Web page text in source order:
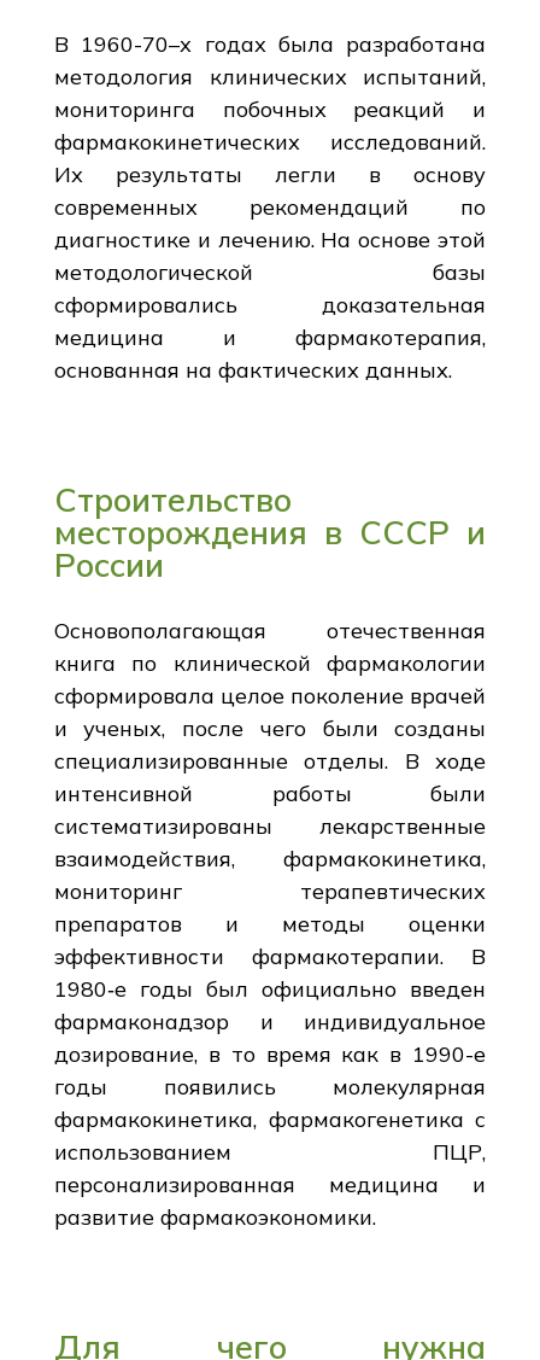
В 1960-70–х годах была разработана
методология клинических испытаний,
мониторинга побочных реакций и
фармакокинетических исследований.
Их результаты легли в основу
современных рекомендаций по
диагностике и лечению. На основе этой
методологической базы
сформировались доказательная
медицина и фармакотерапия,
основанная на фактических данных.
Строительство
месторождения в СССР и
России
Основополагающая отечественная
книга по клинической фармакологии
сформировала целое поколение врачей
и ученых, после чего были созданы
специализированные отделы. В ходе
интенсивной работы были
систематизированы лекарственные
взаимодействия, фармакокинетика,
мониторинг терапевтических
препаратов и методы оценки
эффективности фармакотерапии. В
1980‑е годы был официально введен
фармаконадзор и индивидуальное
дозирование, в то время как в 1990-е
годы появились молекулярная
фармакокинетика, фармакогенетика с
использованием ПЦР,
персонализированная медицина и
развитие фармакоэкономики.
Для чего нужна